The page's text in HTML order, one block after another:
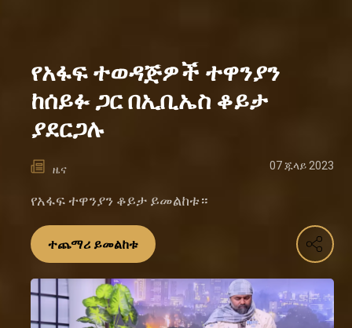
የአፋፍ ተወዳጅዎች ተዋንያን
ከሰይፉ ጋር በኢቢኤስ ቆይታ
ያደርጋሉ
ዜና 07 ጁላይ 2023
የአፋፍ ተዋንያን ቆይታ ይመልከቱ።
ተጨማሪ ይመልከቱ